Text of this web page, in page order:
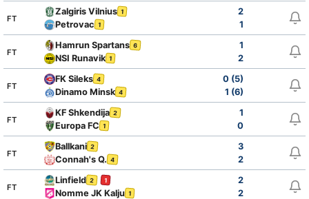
FT
Zalgiris Vilnius 1
2
Petrovac 1 1
FT
Hamrun Spartans 6
1
NSI Runavik 1 2
FT
FK Sileks 4
0 (5)
Dinamo Minsk 4 1 (6)
FT
KF Shkendija 2
1
Europa FC 1 0
FT
Ballkani 2
3
Connah's Q. 4 2
FT
Linfield 2 1
2
Nomme JK Kalju 1 2